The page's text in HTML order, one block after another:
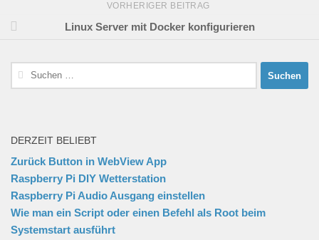
VORHERIGER BEITRAG
Linux Server mit Docker konfigurieren
Suchen
nach:
DERZEIT BELIEBT
Zurück Button in WebView App
Raspberry Pi DIY Wetterstation
Raspberry Pi Audio Ausgang einstellen
Wie man ein Script oder einen Befehl als Root beim
Systemstart ausführt